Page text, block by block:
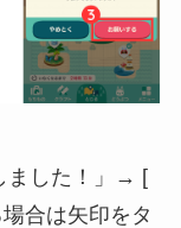
ました！」→ [
合は矢印をタ